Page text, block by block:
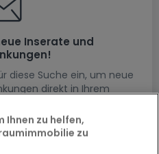
Inserate und
diese Suche ein, um neue
direkt in Ihrem
Ihnen zu helfen,
zu